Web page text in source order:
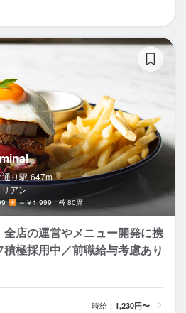
り駅 647m
アン
～￥1,999 80席
全店の運営やメニュー開発に携
極採用中／前職給与考慮あり
時給： 1,230円〜